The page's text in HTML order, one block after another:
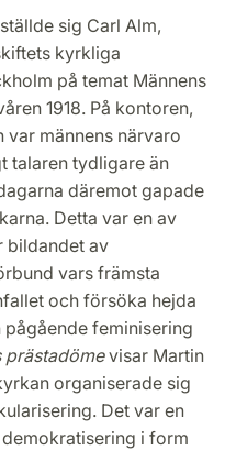
sig Carl Alm,
kyrkliga
på temat Männens
1918. På kontoren,
männens närvaro
talaren tydligare än
däremot gapade
Detta var en av
bildandet av
vars främsta
och försöka hejda
feminisering
prästadömevisar Martin
organiserade sig
Det var en
i form